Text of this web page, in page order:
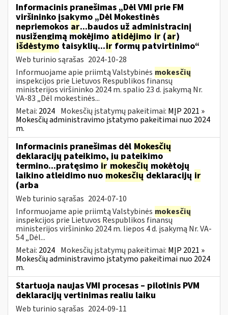
Informacinis pranešimas „Dėl VMI prie FM
viršininko įsakymo „Dėl Mokestinės
nepriemokos ar...baudos už administracinį
nusižengimą mokėjimo atidėjimo ir (ar)
išdėstymo taisyklių...irformų patvirtinimo“
Web turinio sąrašas 2024-10-28
Informuojame apie priimtą Valstybinės mokesčių
inspekcijos prie Lietuvos Respublikos finansų
ministerijos viršininko 2024 m. spalio 23 d. įsakymą Nr.
VA-83 „Dėl mokestinės...
Metai: 2024 Mokesčių įstatymų pakeitimai: MĮP 2021 »
Mokesčių administravimo įstatymo pakeitimai nuo 2024
m.
Informacinis pranešimas dėl Mokesčių
deklaracijų pateikimo, jų pateikimo
termino...pratęsimo ir mokesčių mokėtojų
laikino atleidimo nuomokesčiųdeklaracijų ir
(arba
Web turinio sąrašas 2024-07-10
Informuojame apie priimtą Valstybinės mokesčių
inspekcijos prie Lietuvos Respublikos finansų
ministerijos viršininko 2024 m. liepos 4 d. įsakymą Nr. VA-
54 „Dėl...
Metai: 2024 Mokesčių įstatymų pakeitimai: MĮP 2021 »
Mokesčių administravimo įstatymo pakeitimai nuo 2024
m.
Startuoja naujas VMI procesas – pilotinis PVM
deklaracijų vertinimas realiu laiku
Web turinio sąrašas 2024-09-11